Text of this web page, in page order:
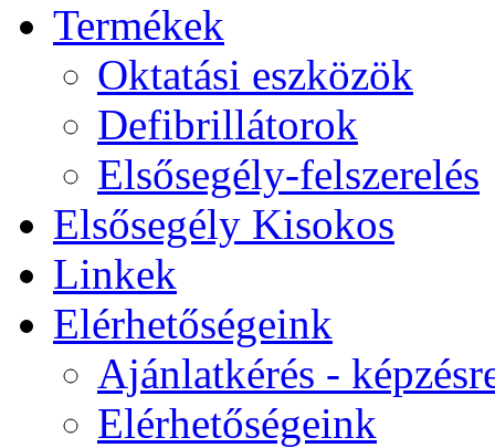
Termékek
Oktatási eszközök
Defibrillátorok
Elsősegély-felszerelés
Elsősegély Kisokos
Linkek
Elérhetőségeink
Ajánlatkérés -
Elérhetőségeink